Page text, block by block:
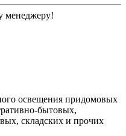
менеджеру!
освещения придомовых
бытовых,
складских и прочих